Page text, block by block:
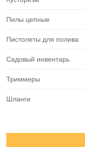
Пилы цепные
Пистолеты для полива
Садовый инвентарь
Триммеры
Шланги